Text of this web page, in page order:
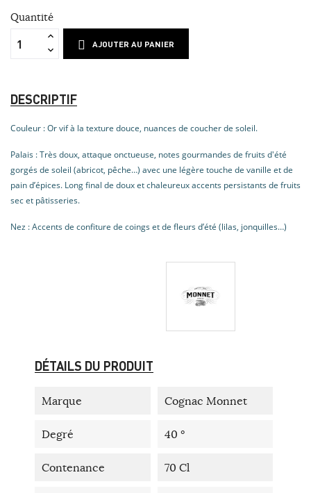
Quantité
AJOUTER AU PANIER
DESCRIPTIF
Couleur : Or vif à la texture douce, nuances de coucher de soleil.
Palais : Très doux, attaque onctueuse, notes gourmandes de fruits d'été
gorgés de soleil (abricot, pêche…) avec une légère touche de vanille et de
pain d’épices. Long final de doux et chaleureux accents persistants de fruits
sec et pâtisseries.
Nez : Accents de confiture de coings et de fleurs d’été (lilas, jonquilles…)
DÉTAILS DU PRODUIT
Marque Cognac Monnet
Degré 40 °
Contenance 70 Cl